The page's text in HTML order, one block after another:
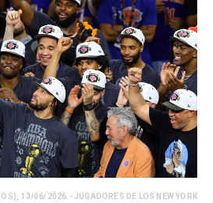
13/06/2026.- JUGADORES DE LOS NEW YORK